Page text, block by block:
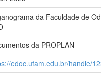
da Faculdade de
da PROPLAN
edoc.ufam.edu.br/handle/